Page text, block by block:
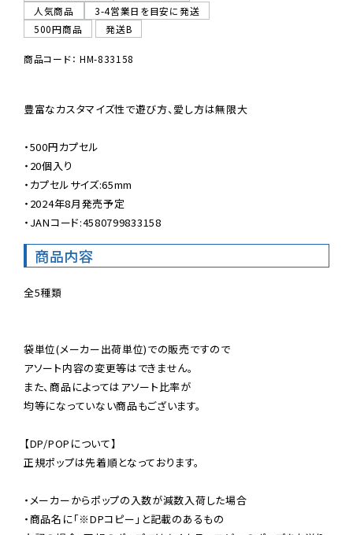
人気商品
3-4営業日を目安に発送
500円商品
発送B
商品コード： HM-833158
豊富なカスタマイズ性で遊び方、愛し方は無限大
・500円カプセル
・20個入り
・カプセルサイズ:65mm
・2024年8月発売予定
・JANコード:4580799833158
商品内容
全5種類
袋単位(メーカー出荷単位)での販売ですので
アソート内容の変更等はできません。
また、商品によってはアソート比率が
均等になっていない商品もございます。
【DP/POPについて】
正規ポップは先着順となっております。
・メーカーからポップの入数が減数入荷した場合
・商品名に「※DPコピー」と記載のあるもの